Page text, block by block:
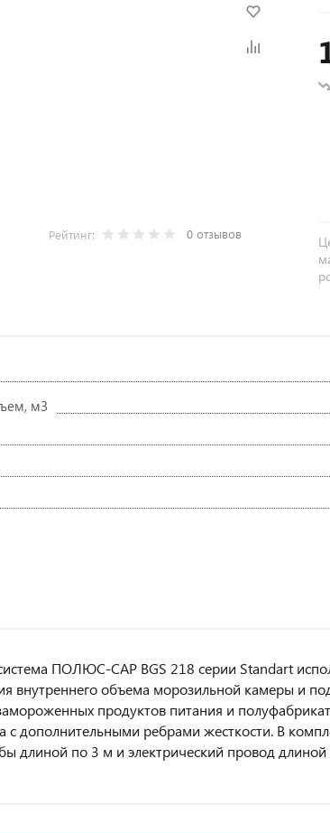
Рейтинг: 0 отзывов
м3
ПОЛЮС-САР BGS 218 серии Standart
внутреннего объема морозильной камеры и
продуктов питания и
с дополнительными ребрами жесткости. В
длиной по 3 м и электрический провод длиной